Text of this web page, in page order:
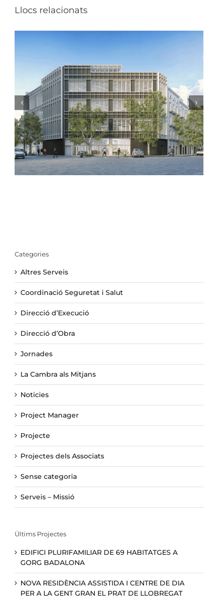
Llocs relacionats
VISITA OBRA_ESCOLA PACO CANDEL
Categories
Altres Serveis
Coordinació Seguretat i Salut
Direcció d’Execució
Direcció d’Obra
Jornades
La Cambra als Mitjans
Noticies
Project Manager
Projecte
Projectes dels Associats
Sense categoria
Serveis – Missió
Últims Projectes
EDIFICI PLURIFAMILIAR DE 69 HABITATGES A
GORG BADALONA
NOVA RESIDÈNCIA ASSISTIDA I CENTRE DE DIA
PER A LA GENT GRAN EL PRAT DE LLOBREGAT